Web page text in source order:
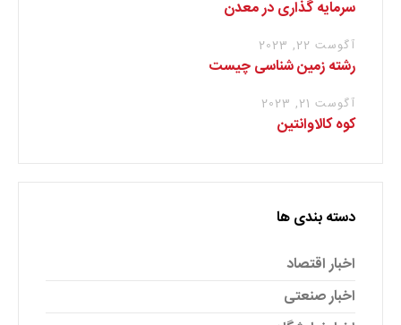
سرمایه گذاری در معدن
آگوست 22, 2023
رشته زمین شناسی چیست
آگوست 21, 2023
کوه کالاوانتین
دسته بندی ها
اخبار اقتصاد
اخبار صنعتی